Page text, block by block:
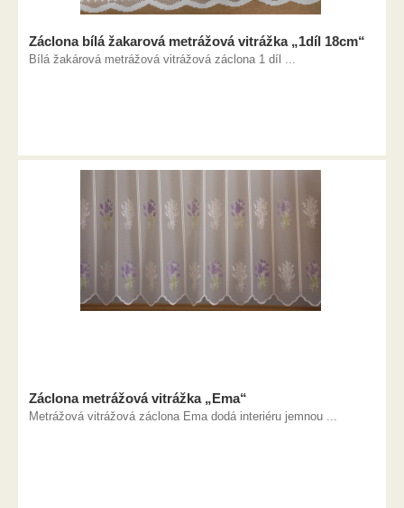
Záclona bílá žakarová metrážová vitrážka „1díl 18cm“
Bílá žakárová metrážová vitrážová záclona 1 díl ...
Záclona metrážová vitrážka „Ema“
Metrážová vitrážová záclona Ema dodá interiéru jemnou ...